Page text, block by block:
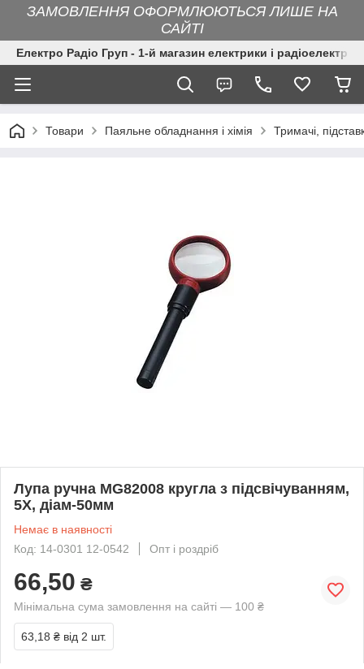
ЗАМОВЛЕННЯ ОФОРМЛЮЮТЬСЯ ЛИШЕ НА
САЙТІ
Електро Радіо Груп - 1-й магазин електрики і
Товари Паяльне обладнання і хімія Тримачі,
Лупа ручна MG82008 кругла з підсвічуванням,
5Х, діам-50мм
Немає в наявності
Код: 14-0301 12-0542
Опт і роздріб
66,50 ₴
Мінімальна сума замовлення на сайті — 100 ₴
63,18 ₴ від 2 шт.